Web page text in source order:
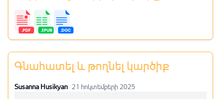
Գնահատել և թողնել կարծիք
Susanna Husikyan 21 հոկտեմբերի 2025